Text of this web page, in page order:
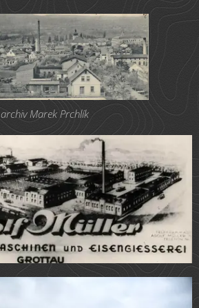
archiv Marek Prchlík